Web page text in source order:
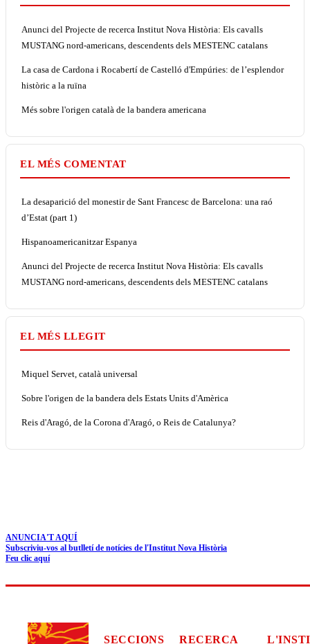
Anunci del Projecte de recerca Institut Nova Història: Els cavalls
MUSTANG nord-americans, descendents dels MESTENC catalans
La casa de Cardona i Rocabertí de Castelló d'Empúries: de l’esplendor
històric a la ruïna
Més sobre l'origen català de la bandera americana
EL MÉS COMENTAT
La desaparició del monestir de Sant Francesc de Barcelona: una raó
d’Estat (part 1)
Hispanoamericanitzar Espanya
Anunci del Projecte de recerca Institut Nova Història: Els cavalls
MUSTANG nord-americans, descendents dels MESTENC catalans
EL MÉS LLEGIT
Miquel Servet, català universal
Sobre l'origen de la bandera dels Estats Units d'Amèrica
Reis d'Aragó, de la Corona d'Aragó, o Reis de Catalunya?
ANUNCIA'T AQUÍ
Subscriviu-vos al butlletí de notícies de l'Institut Nova Història
Feu clic aquí
SECCIONS RECERCA